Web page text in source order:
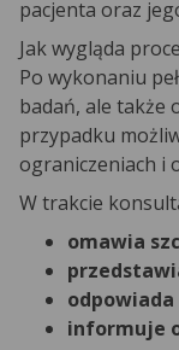
pacjenta oraz
Jak wygląda
Po wykonaniu
badań, ale także
przypadku
ograniczeniach i
W trakcie
omawia
informuje